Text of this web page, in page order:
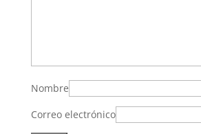
Nombre
Correo electrónico